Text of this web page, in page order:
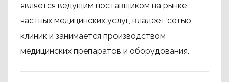
является ведущим поставщиком на рынке
частных медицинских услуг, владеет сетью
клиник и занимается производством
медицинских препаратов и оборудования.